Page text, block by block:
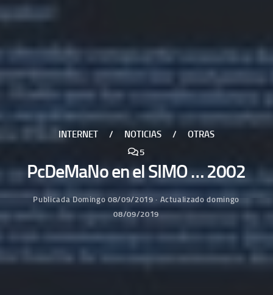
INTERNET / NOTICIAS /
OTRAS
5
PcDeMaNo en el SIMO … 2002
Publicada Domingo 08/09/2019 · Actualizadodomingo
08/09/2019